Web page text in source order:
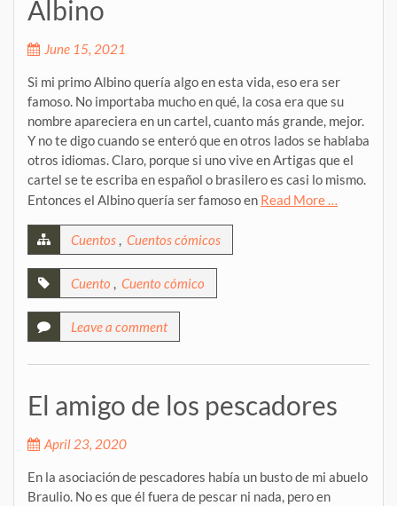
Albino
June 15, 2021
Si mi primo Albino quería algo en esta vida, eso era ser
famoso. No importaba mucho en qué, la cosa era que su
nombre apareciera en un cartel, cuanto más grande, mejor.
Y no te digo cuando se enteró que en otros lados se hablaba
otros idiomas. Claro, porque si uno vive en Artigas que el
cartel se te escriba en español o brasilero es casi lo mismo.
Entonces el Albino quería ser famoso en Read More …
Cuentos , Cuentos cómicos
Cuento , Cuento cómico
Leave a comment
El amigo de los pescadores
April 23, 2020
En la asociación de pescadores había un busto de mi abuelo
Braulio. No es que él fuera de pescar ni nada, pero en